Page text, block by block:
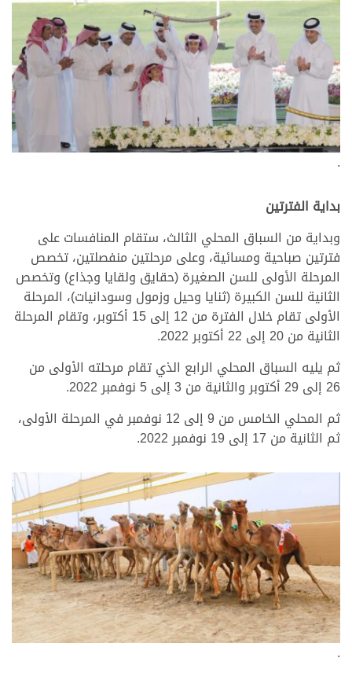
.
بداية الفترتين
وبداية من السباق المحلي الثالث، ستقام المنافسات على
فترتين صباحية ومسائية، وعلى مرحلتين منفصلتين، تخصص
المرحلة الأولى للسن الصغيرة (حقايق ولقايا وجذاع) وتخصص
الثانية للسن الكبيرة (ثنايا وحيل وزمول وسودانيات)، المرحلة
الأولى تقام خلال الفترة من 12 إلى 15 أكتوبر، وتقام المرحلة
الثانية من 20 إلى 22 أكتوبر 2022.
ثم يليه السباق المحلي الرابع الذي تقام مرحلته الأولى من
26 إلى 29 أكتوبر والثانية من 3 إلى 5 نوفمبر 2022.
ثم المحلي الخامس من 9 إلى 12 نوفمبر في المرحلة الأولى،
ثم الثانية من 17 إلى 19 نوفمبر 2022.
.